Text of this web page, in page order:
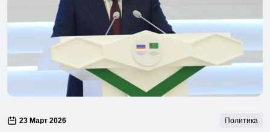
23 Март 2026 Политика